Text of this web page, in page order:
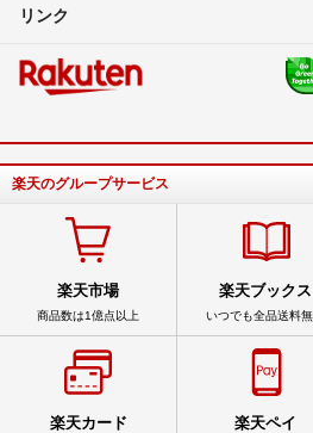
リンク
楽天のグループサービス
楽天市場
商品数は1億点以上
楽天ブックス
いつでも全品送料
楽天カード 楽天ペイ